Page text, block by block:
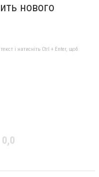
нового
і натисніть Ctrl + Enter, щоб
0,0